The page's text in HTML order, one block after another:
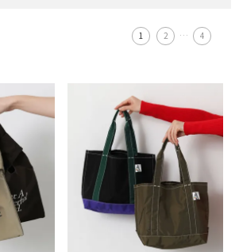
1 2 … 4